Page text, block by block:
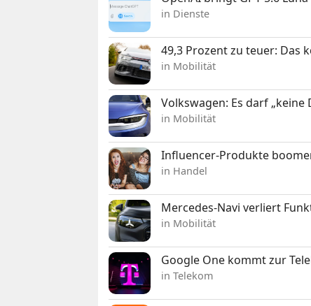
in Dienste
49,3 Prozent zu teuer: Das
in Mobilität
Volkswagen: Es darf „keine
in Mobilität
Influencer-Produkte
in Handel
Mercedes-Navi verliert
in Mobilität
Google One kommt zur
in Telekom